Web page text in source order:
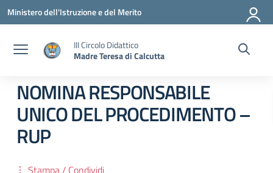
Vai ai contenuti
Vai al menu di navigazione
Vai al footer
Ministero dell'Istruzione e del Merito
III Circolo Didattico
Madre Teresa di Calcutta
NOMINA RESPONSABILE
UNICO DEL PROCEDIMENTO –
RUP
Stampa / Condividi